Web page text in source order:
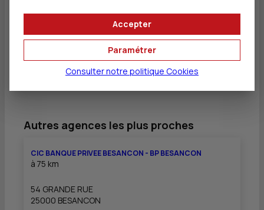
Dimanche Fermé Fermé
Autres agences les plus proches
CIC BANQUE PRIVEE BESANCON - BP BESANCON
à 75 km
54 GRANDE RUE
25000 BESANCON
Accepter
Paramétrer
Consulter notre politique Cookies